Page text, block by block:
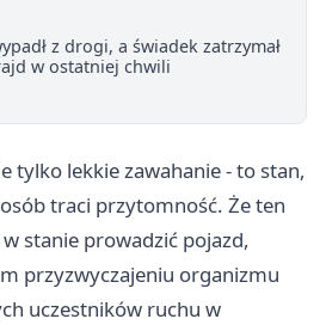
z drogi, a świadek zatrzymał
w ostatniej chwili
tylko lekkie zawahanie - to stan,
traci przytomność. Że ten
w stanie prowadzić pojazd,
przyzwyczajeniu organizmu
uczestników ruchu w